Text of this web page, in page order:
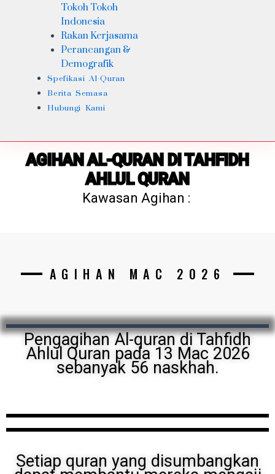
Tokoh Tokoh
Indonesia
Rakan Kerjasama
Perancangan &
Demografik
Spefikasi Al-Quran
Berita Semasa
Hubungi Kami
AGIHAN AL-QURAN DI TAHFIDH
AHLUL QURAN
Kawasan Agihan :
AGIHAN MAC 2026
Pengagihan Al-quran di Tahfidh
Ahlul Quran pada 13 Mac 2026
sebanyak 56 naskhah.
Setiap quran yang disumbangkan